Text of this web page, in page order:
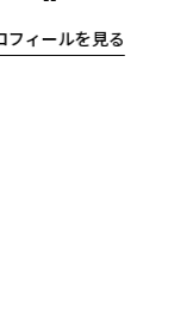
フィールを見る